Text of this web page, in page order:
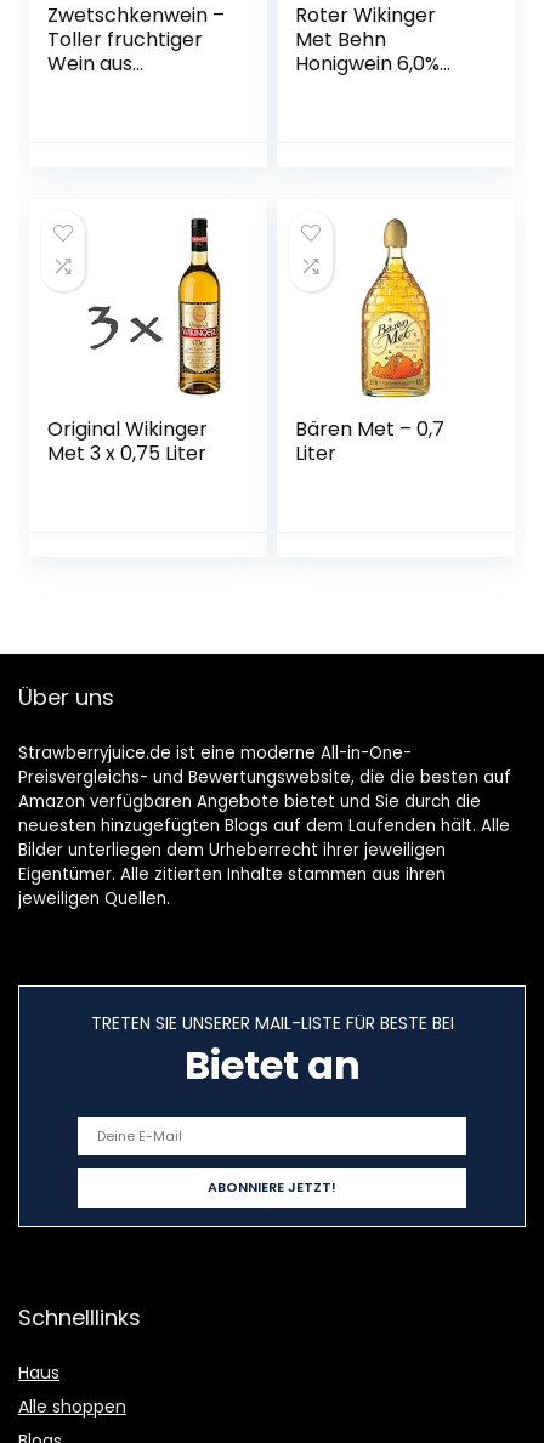
Zwetschkenwein –
Toller fruchtiger
Wein aus
Roter Wikinger
Met Behn
Honigwein 6,0%
Original Wikinger
Met 3 x 0,75 Liter
Bären Met – 0,7
Liter
Über uns
Strawberryjuice.de ist eine moderne All-in-One-
Preisvergleichs- und Bewertungswebsite, die die besten auf
Amazon verfügbaren Angebote bietet und Sie durch die
neuesten hinzugefügten Blogs auf dem Laufenden hält. Alle
Bilder unterliegen dem Urheberrecht ihrer jeweiligen
Eigentümer. Alle zitierten Inhalte stammen aus ihren
jeweiligen Quellen.
TRETEN SIE UNSERER MAIL-LISTE FÜR BESTE BEI
Bietet an
Schnelllinks
Haus
Alle shoppen